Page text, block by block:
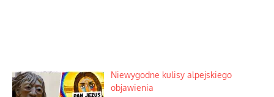
Niewygodne kulisy alpejskiego
objawienia